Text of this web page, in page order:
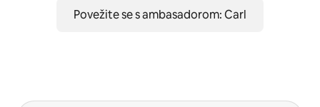
Povežite se s ambasadorom: Carl